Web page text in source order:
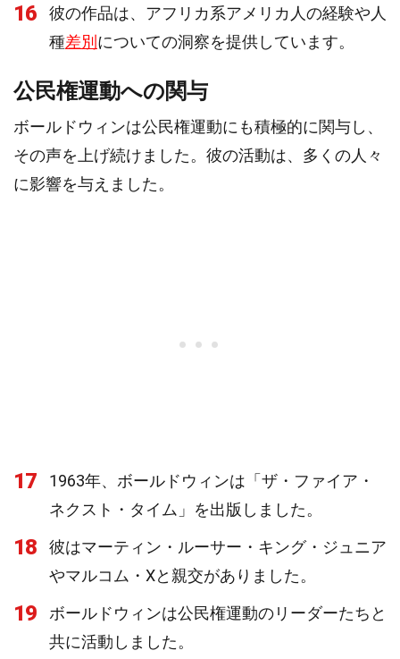
16
彼の作品は、アフリカ系アメリカ人の経験や人
種差別 についての洞察を提供しています。
公民権運動への関与
ボールドウィンは公民権運動にも積極的に関与し、
その声を上げ続けました。彼の活動は、多くの人々
に影響を与えました。
17
1963年、ボールドウィンは「ザ・ファイア・
ネクスト・タイム」を出版しました。
18
彼はマーティン・ルーサー・キング・ジュニア
やマルコム・Xと親交がありました。
19
ボールドウィンは公民権運動のリーダーたちと
共に活動しました。